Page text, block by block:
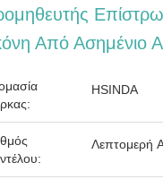
Από Ασημένιο
HSINDA
Λεπτομερή